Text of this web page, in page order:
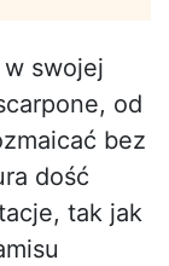
swojej
od
bez
dość
tak jak